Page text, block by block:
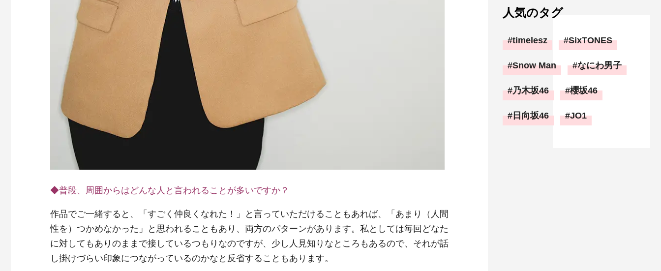
◆普段、周囲からはどんな人と言われることが多いですか？
作品でご一緒すると、「すごく仲良くなれた！」と言っていただけることもあれば、「あまり（人間
性を）つかめなかった」と思われることもあり、両方のパターンがあります。私としては毎回どなた
に対してもありのままで接しているつもりなのですが、少し人見知りなところもあるので、それが話
し掛けづらい印象につながっているのかなと反省することもあります。
人気のタグ
timelesz SixTONES
Snow Man なにわ男子
乃木坂46 櫻坂46
日向坂46 JO1